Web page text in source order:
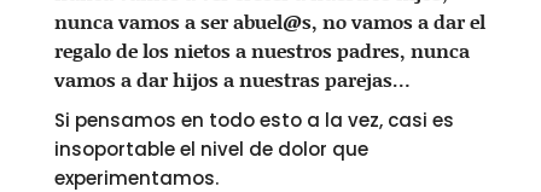
nunca vamos a ser abuel@s, no vamos a dar el
regalo de los nietos a nuestros padres, nunca
vamos a dar hijos a nuestras parejas…
Si pensamos en todo esto a la vez, casi es
insoportable el nivel de dolor que
experimentamos.